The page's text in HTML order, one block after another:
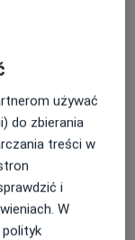
używać
do zbierania
treści w
i
W
polityk